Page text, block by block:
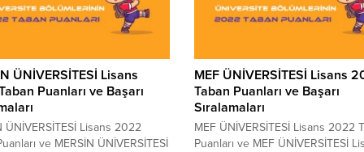
ettiği konuların başında gelen
ÜNİVERSİTESİ Taban
Lisans Başarı Sıralamaları...
sınava girecek adayların en çok
ettiği konuların başında gelen
Puanları 2022 ve MUĞLA...
ÜNİVERSİTESİ Lisans
Puanları ve Başarı
ÜNİVERSİTESİ Lisans 2022
ve MERSİN ÜNİVERSİTESİ
MEF ÜNİVERSİTESİ Lisans
Taban Puanları ve Başarı
Sıralamaları
MEF ÜNİVERSİTESİ Lisans 2022
Puanları ve MEF ÜNİVERSİTESİ